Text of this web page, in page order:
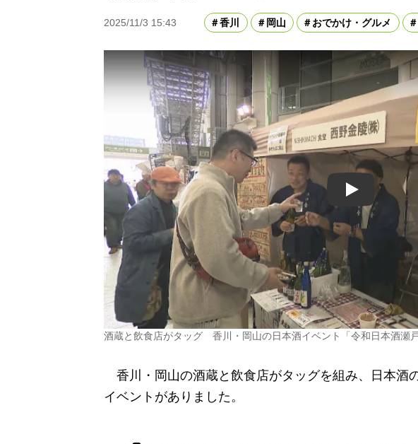
2025/11/3 15:43 香川 岡山 おでかけ・グルメ
Play
酒蔵と飲食店がタッグ 香川・岡山の日本酒イベント「令和日本酒瀬戸
香川・岡山の酒蔵と飲食店がタッグを組み、日本酒
イベントがありました。